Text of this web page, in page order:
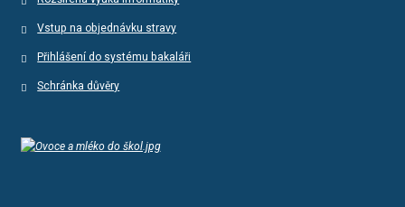
Vstup na objednávku stravy
Přihlášení do systému bakaláři
Schránka důvěry